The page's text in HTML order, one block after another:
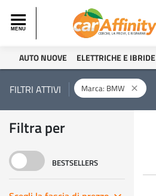
AUTO NUOVE ELETTRICHE E IBRIDE
FILTRI ATTIVI Marca: BMW close
Filtra per
BESTSELLERS